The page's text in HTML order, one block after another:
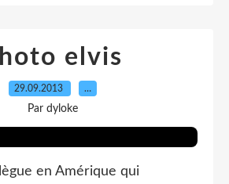
elvis
29.09.2013 …
Par dyloke
en Amérique qui